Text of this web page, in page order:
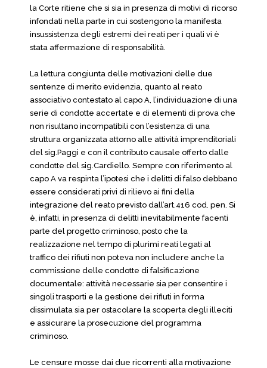
la Corte ritiene che si sia in presenza di motivi di ricorso
infondati nella parte in cui sostengono la manifesta
insussistenza degli estremi dei reati per i quali vi è
stata affermazione di responsabilità.
La lettura congiunta delle motivazioni delle due
sentenze di merito evidenzia, quanto al reato
associativo contestato al capo A, l’individuazione di una
serie di condotte accertate e di elementi di prova che
non risultano incompatibili con l’esistenza di una
struttura organizzata attorno alle attività imprenditoriali
del sig.Paggi e con il contributo causale offerto dalle
condotte del sig.Cardiello. Sempre con riferimento al
capo A va respinta l’ipotesi che i delitti di falso debbano
essere considerati privi di rilievo ai fini della
integrazione del reato previsto dall’art.416 cod. pen. Si
è, infatti, in presenza di delitti inevitabilmente facenti
parte del progetto criminoso, posto che la
realizzazione nel tempo di plurimi reati legati al
traffico dei rifiuti non poteva non includere anche la
commissione delle condotte di falsificazione
documentale: attività necessarie sia per consentire i
singoli trasporti e la gestione dei rifiuti in forma
dissimulata sia per ostacolare la scoperta degli illeciti
e assicurare la prosecuzione del programma
criminoso.
Le censure mosse dai due ricorrenti alla motivazione